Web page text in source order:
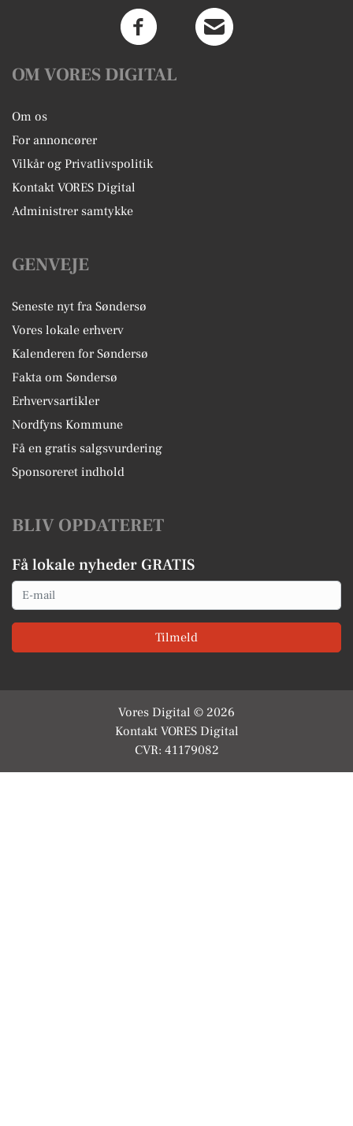
OM VORES DIGITAL
Om os
For annoncører
Vilkår og Privatlivspolitik
Kontakt VORES Digital
Administrer samtykke
GENVEJE
Seneste nyt fra Søndersø
Vores lokale erhverv
Kalenderen for Søndersø
Fakta om Søndersø
Erhvervsartikler
Nordfyns Kommune
Få en gratis salgsvurdering
Sponsoreret indhold
BLIV OPDATERET
Få lokale nyheder GRATIS
Email
Tilmeld
Vores Digital © 2026
Kontakt VORES Digital
CVR: 41179082